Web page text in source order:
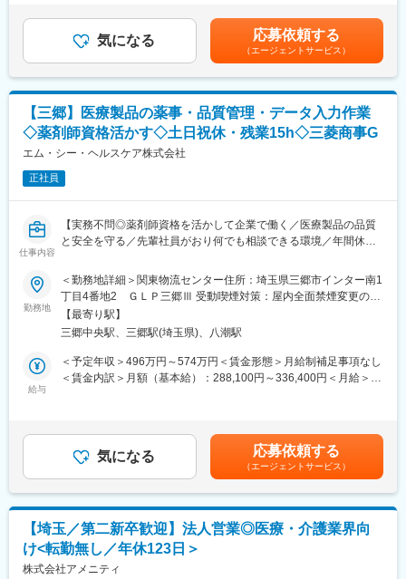
・男性育休取得率は「100%」を達成。
2. 安心の教育・資格取得サポート
・未経験スタートが7割！充実の育成体制
・錦糸町に本格的な研修センターを完備
・専門資格を持つ上位看護師チーム（LST）による学習支援
・特定行為や認定看護師の資格取得支援制度（費用全額会社負
担、または通学・研修日の給与保障）
変更の範囲：会社の定める業務
・取引企業や委託企業との窓口折衝業務
・職員の採用面接、目標管理、評価
・各コメディカル部門間の調整事項への対応
訪問活動
・その他患者様苦情対応
【タムスさくら病院川口について】
認知症に特化した病院として開院し、現在は地域包括ケア病床や
回復期リハ病床も有する高齢者専門病院として地域医療に貢献し
ています。
【開設】2006年11月
【診療科】内科・精神科・リハビリテーション科・放射線科
【許可病床】390床
回復期リハ病床60床
【福利厚生】
通勤交通費支給
退職金制度
再雇用制度/65歳まで（定年60歳：例外事由1号 ）
人間ドック無料
ハラスメント相談窓口
従業員向けメンタルヘルス窓口
Amazonビジネス割引
社食あり
※各項目規定あり
【従業員構成】
給なし■昇給：年1回賃金はあくまでも目安の金額であり、選考を
通じて上下する可能性があります。月給(月額)は固定手当を含めた
表記です。
気になる 応募依頼する
（エージェントサービス）
【三郷】医療製品の薬事・品質管理・データ入力作業
◇薬剤師資格活かす◇土日祝休・残業15h◇三菱商事G
エム・シー・ヘルスケア株式会社
正社員
仕事内容
【実務不問◎薬剤師資格を活かして企業で働く／医療製品の品質
と安全を守る／先輩社員がおり何でも相談できる環境／年間休日
■概要
三菱商事のヘルスケア部門を担う企業です。医療材料等の管理・
購買サポートなどを中心に、医療機関の経営支援を行っていま
す。
本ポジションでは、主に病院で使用される医療機器や医薬品、毒
劇物、再生医療等製品が、薬機法に基づき適正に管理・流通され
■業務内容
（1）薬事管理・品質管理業務 ※全体の約4割
薬機法・関連法規を遵守し、センター内における商品の適正な取
る各種許可証・認可書類の確認・管理
・業法チェック：新規登録医薬品の業法適合性、保管時の温度条
件等の確認・マスタ登録のチェック
・品質・情報管理、書類整備：倉庫内における品質管理の徹底
勤務地
＜勤務地詳細＞関東物流センター住所：埼玉県三郷市インター南1
丁目4番地2 ＧＬＰ三郷Ⅲ 受動喫煙対策：屋内全面禁煙変更の範
囲：会社の定める事業所
【最寄り駅】
三郷中央駅、三郷駅(埼玉県)、八潮駅
給与
＜予定年収＞496万円～574万円＜賃金形態＞月給制補足事項なし
＜賃金内訳＞月額（基本給）：288,100円～336,400円＜月給＞
格手当別途支給（支給には条件あり）賃金はあくまでも目安の金
額であり、選考を通じて上下する可能性があります。月給(月額)は
固定手当を含めた表記です。
気になる 応募依頼する
（エージェントサービス）
【埼玉／第二新卒歓迎】法人営業◎医療・介護業界向
け<転勤無し／年休123日＞
株式会社アメニティ